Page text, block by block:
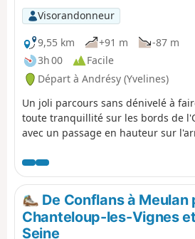
Visorandonneur
9,55 km
+91 m
-87 m
3h 00
Facile
Départ à Andrésy (Yvelines)
Un joli parcours sans dénivelé à
toute tranquillité sur les bords de
avec un passage en hauteur sur
magnifique sur l'Oise. Cette région
encore plus belle vue depuis les
De Conflans à Meulan
Chanteloup-les-Vignes
Seine